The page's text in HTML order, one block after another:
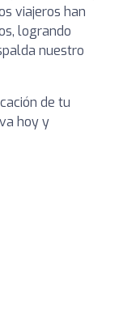
viajeros han
logrando
nuestro
de tu
hoy y